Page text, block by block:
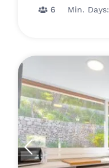
6 Min. Days: